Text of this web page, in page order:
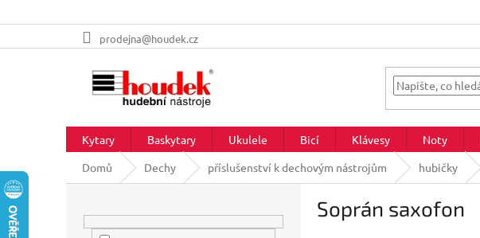
na
prodejna@houdek.cz
Kytary Baskytary Ukulele Bicí Klávesy Noty
Domů
Dechy příslušenství k dechovým nástrojům hubičky
Soprán saxofon